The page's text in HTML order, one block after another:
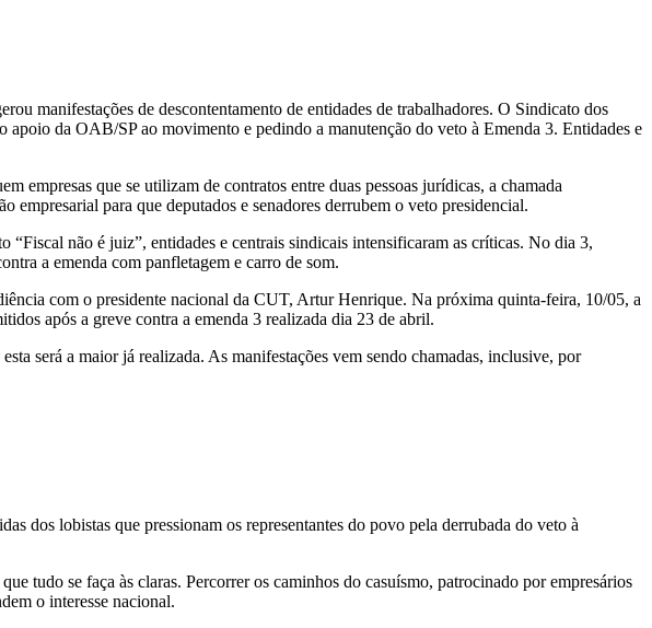
manifestações de descontentamento de entidades de trabalhadores. O Sindicato dos
da OAB/SP ao movimento e pedindo a manutenção do veto à Emenda 3. Entidades e
empresas que se utilizam de contratos entre duas pessoas jurídicas, a chamada
para que deputados e senadores derrubem o veto presidencial.
não é juiz”, entidades e centrais sindicais intensificaram as críticas. No dia 3,
a emenda com panfletagem e carro de som.
com o presidente nacional da CUT, Artur Henrique. Na próxima quinta-feira, 10/05, a
após a greve contra a emenda 3 realizada dia 23 de abril.
será a maior já realizada. As manifestações vem sendo chamadas, inclusive, por
dos lobistas que pressionam os representantes do povo pela derrubada do veto à
tudo se faça às claras. Percorrer os caminhos do casuísmo, patrocinado por empresários
o interesse nacional.